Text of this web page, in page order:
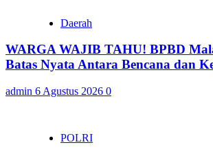
Daerah
WARGA WAJIB TAHU! BPBD
Batas Nyata Antara Bencana dan
admin 6 Agustus 2026 0
POLRI